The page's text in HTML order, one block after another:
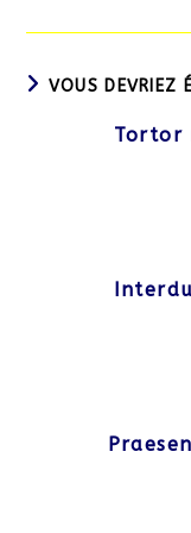
VOUS DEVRIEZ
Tortor